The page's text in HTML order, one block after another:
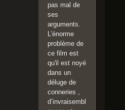
pas mal de
ses
arguments.
L'énorme
problème de
ce film est
qu'il est noyé
dans un
déluge de
conneries ,
d’invraisembl